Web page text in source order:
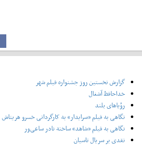
گزارش نخستین روز جشنواره فیلم شهر
خداحافظ آشغال
رؤیاهای بلند
نگاهی به فیلم «سرایدار» به کارگردانی خسرو هریتاش
نگاهی به فیلم «شاهد» ساخته نادر ساعی‌ور
نقدی بر سریال تاسیان